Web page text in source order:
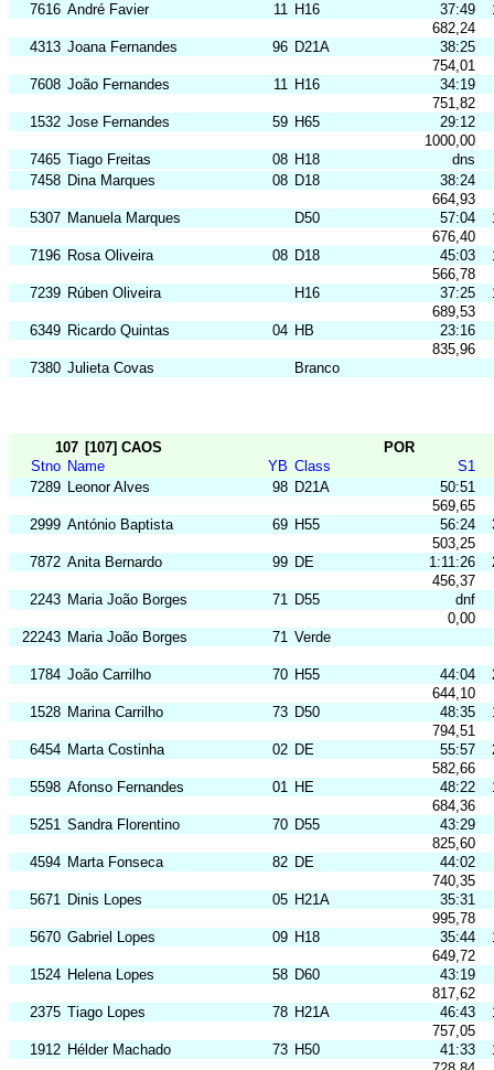
7616 André Favier 11 H16 37:49
682,24
4313 Joana Fernandes 96 D21A
38:25
754,01
7608 João Fernandes 11 H16
34:19
751,82
1532 Jose Fernandes 59 H65
29:12
1000,00
7465 Tiago Freitas 08 H18
dns
7458 Dina Marques 08 D18
38:24
664,93
5307 Manuela Marques D50 57:04
676,40
7196 Rosa Oliveira 08 D18 45:03
566,78
7239 Rúben Oliveira H16 37:25
689,53
6349 Ricardo Quintas 04 HB
23:16
835,96
7380 Julieta Covas Branco
107 [107] CAOS
POR
Stno Name YB Class
S1
7289 Leonor Alves 98 D21A
50:51
569,65
2999 António Baptista 69 H55 56:24
503,25
7872 Anita Bernardo 99 DE 1:11:26
456,37
2243 Maria João Borges 71 D55
dnf
0,00
22243 Maria João Borges 71 Verde
1784 João Carrilho 70 H55 44:04
644,10
1528 Marina Carrilho 73 D50 48:35
794,51
6454 Marta Costinha 02 DE 55:57
582,66
5598 Afonso Fernandes 01 HE 48:22
684,36
5251 Sandra Florentino 70 D55
43:29
825,60
4594 Marta Fonseca 82 DE
44:02
740,35
5671 Dinis Lopes 05 H21A
35:31
995,78
5670 Gabriel Lopes 09 H18 35:44
649,72
1524 Helena Lopes 58 D60
43:19
817,62
2375 Tiago Lopes 78 H21A 46:43
757,05
1912 Hélder Machado 73 H50 41:33